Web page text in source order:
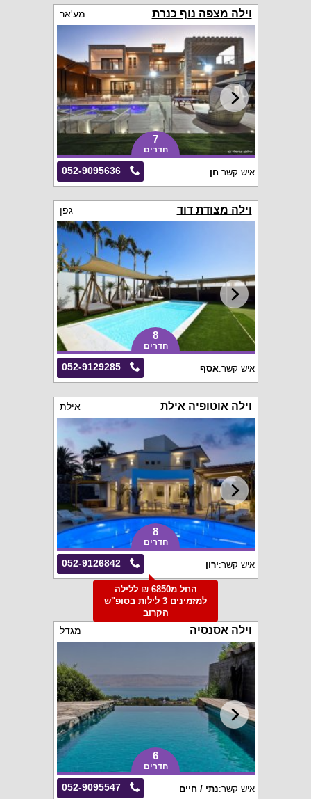
וילה מצפה נוף כנרת מע'אר
7
חדרים
052-9095636 איש קשר:חן
וילה מצודת דוד גפן
8
חדרים
052-9129285 איש קשר:אסף
וילה אוטופיה אילת אילת
8
חדרים
052-9126842 איש קשר:ירון
החל מ6850 ₪ ללילה
למזמינים 3 לילות בסופ"ש
הקרוב
וילה אסנסיה מגדל
6
חדרים
052-9095547 איש קשר:נתי / חיים